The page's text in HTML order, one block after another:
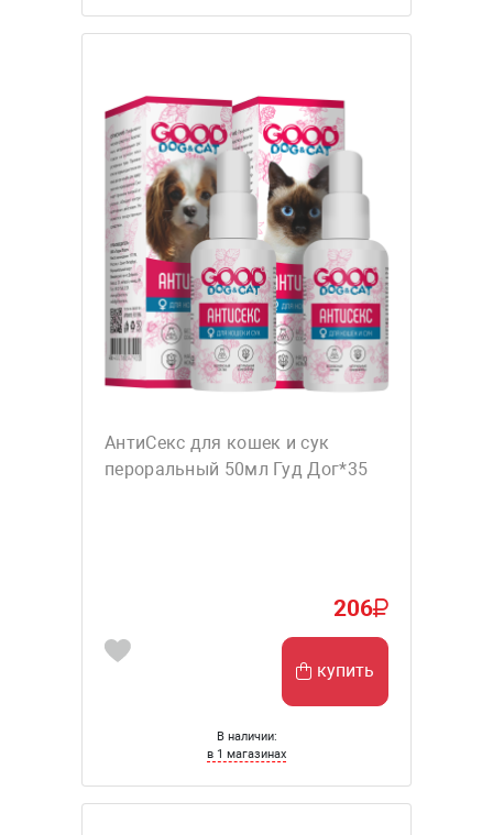
АнтиСекс для кошек и сук
пероральный 50мл Гуд Дог*35
206
купить
В наличии:
в 1 магазинах